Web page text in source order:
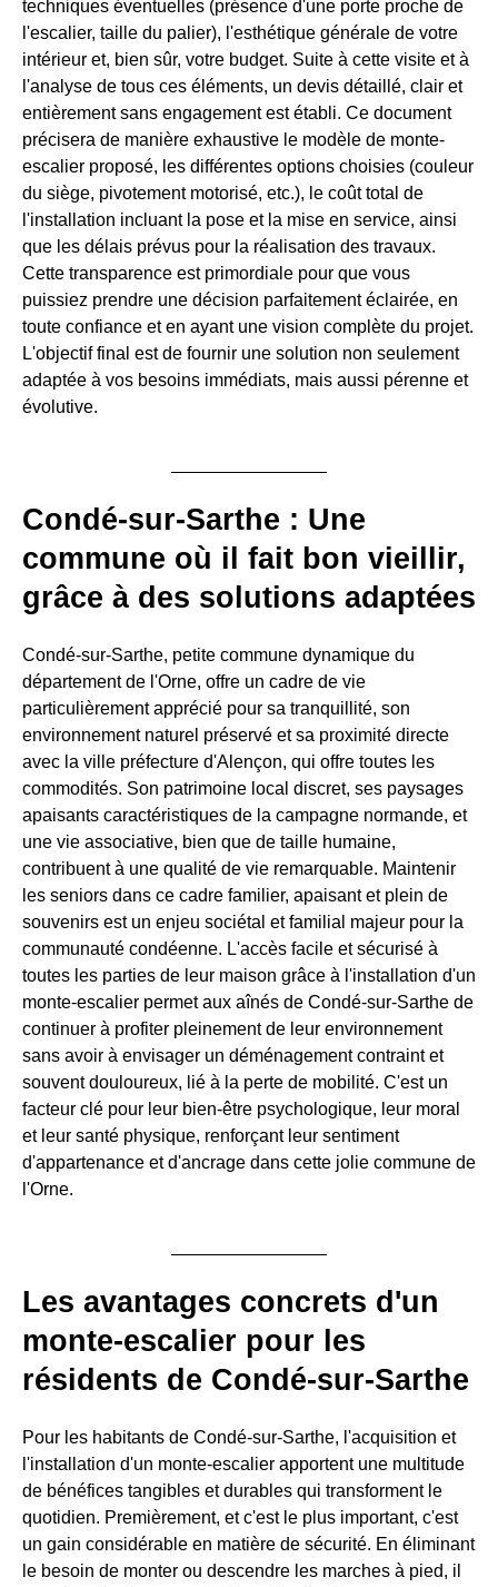
techniques éventuelles (présence d'une porte proche de
l'escalier, taille du palier), l'esthétique générale de votre
intérieur et, bien sûr, votre budget. Suite à cette visite et à
l'analyse de tous ces éléments, un devis détaillé, clair et
entièrement sans engagement est établi. Ce document
précisera de manière exhaustive le modèle de monte-
escalier proposé, les différentes options choisies (couleur
du siège, pivotement motorisé, etc.), le coût total de
l'installation incluant la pose et la mise en service, ainsi
que les délais prévus pour la réalisation des travaux.
Cette transparence est primordiale pour que vous
puissiez prendre une décision parfaitement éclairée, en
toute confiance et en ayant une vision complète du projet.
L'objectif final est de fournir une solution non seulement
adaptée à vos besoins immédiats, mais aussi pérenne et
évolutive.
Condé-sur-Sarthe : Une
commune où il fait bon vieillir,
grâce à des solutions adaptées
Condé-sur-Sarthe, petite commune dynamique du
département de l'Orne, offre un cadre de vie
particulièrement apprécié pour sa tranquillité, son
environnement naturel préservé et sa proximité directe
avec la ville préfecture d'Alençon, qui offre toutes les
commodités. Son patrimoine local discret, ses paysages
apaisants caractéristiques de la campagne normande, et
une vie associative, bien que de taille humaine,
contribuent à une qualité de vie remarquable. Maintenir
les seniors dans ce cadre familier, apaisant et plein de
souvenirs est un enjeu sociétal et familial majeur pour la
communauté condéenne. L'accès facile et sécurisé à
toutes les parties de leur maison grâce à l'installation d'un
monte-escalier permet aux aînés de Condé-sur-Sarthe de
continuer à profiter pleinement de leur environnement
sans avoir à envisager un déménagement contraint et
souvent douloureux, lié à la perte de mobilité. C'est un
facteur clé pour leur bien-être psychologique, leur moral
et leur santé physique, renforçant leur sentiment
d'appartenance et d'ancrage dans cette jolie commune de
l'Orne.
Les avantages concrets d'un
monte-escalier pour les
résidents de Condé-sur-Sarthe
Pour les habitants de Condé-sur-Sarthe, l'acquisition et
l'installation d'un monte-escalier apportent une multitude
de bénéfices tangibles et durables qui transforment le
quotidien. Premièrement, et c'est le plus important, c'est
un gain considérable en matière de sécurité. En éliminant
le besoin de monter ou descendre les marches à pied, il